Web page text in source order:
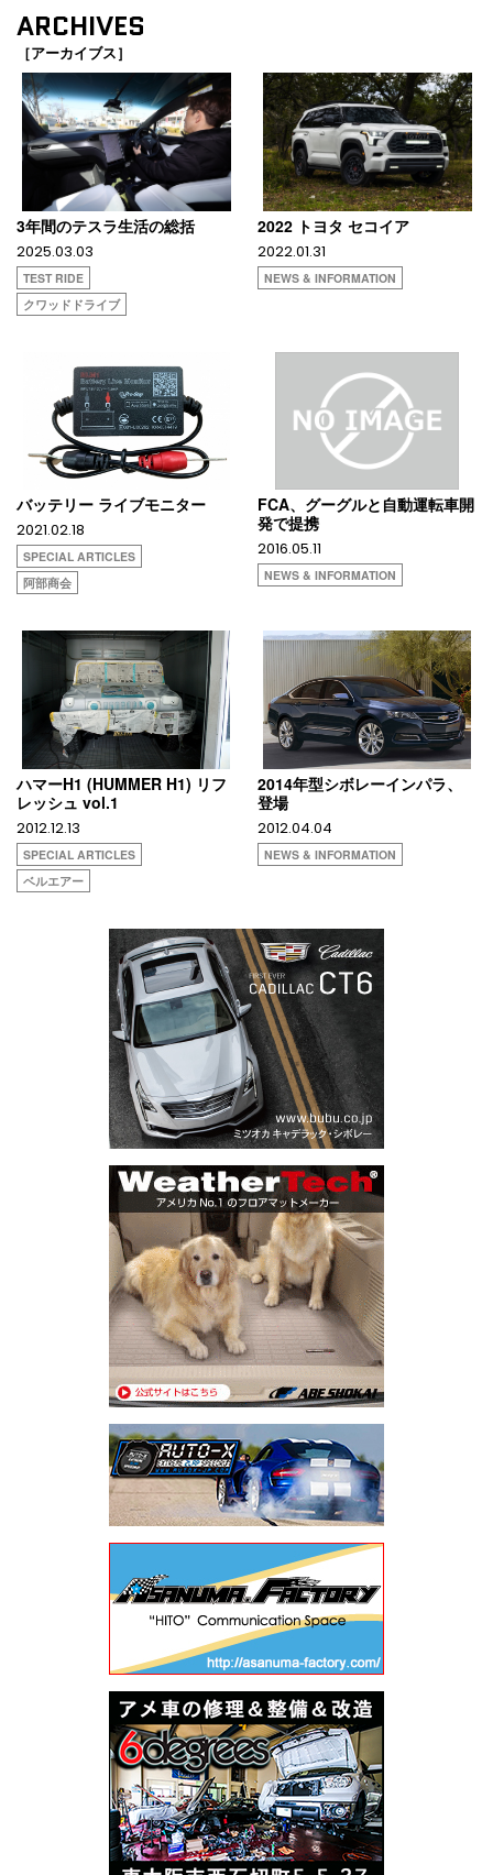
ARCHIVES
［アーカイブス］
3年間のテスラ生活の総括
2025.03.03
TEST RIDE
クワッドドライブ
2022 トヨタ セコイア
2022.01.31
NEWS & INFORMATION
バッテリー ライブモニター
2021.02.18
SPECIAL ARTICLES
阿部商会
FCA、グーグルと自動運転車開
発で提携
2016.05.11
NEWS & INFORMATION
ハマーH1 (HUMMER H1) リフ
レッシュ vol.1
2012.12.13
SPECIAL ARTICLES
ベルエアー
2014年型シボレーインパラ、
登場
2012.04.04
NEWS & INFORMATION